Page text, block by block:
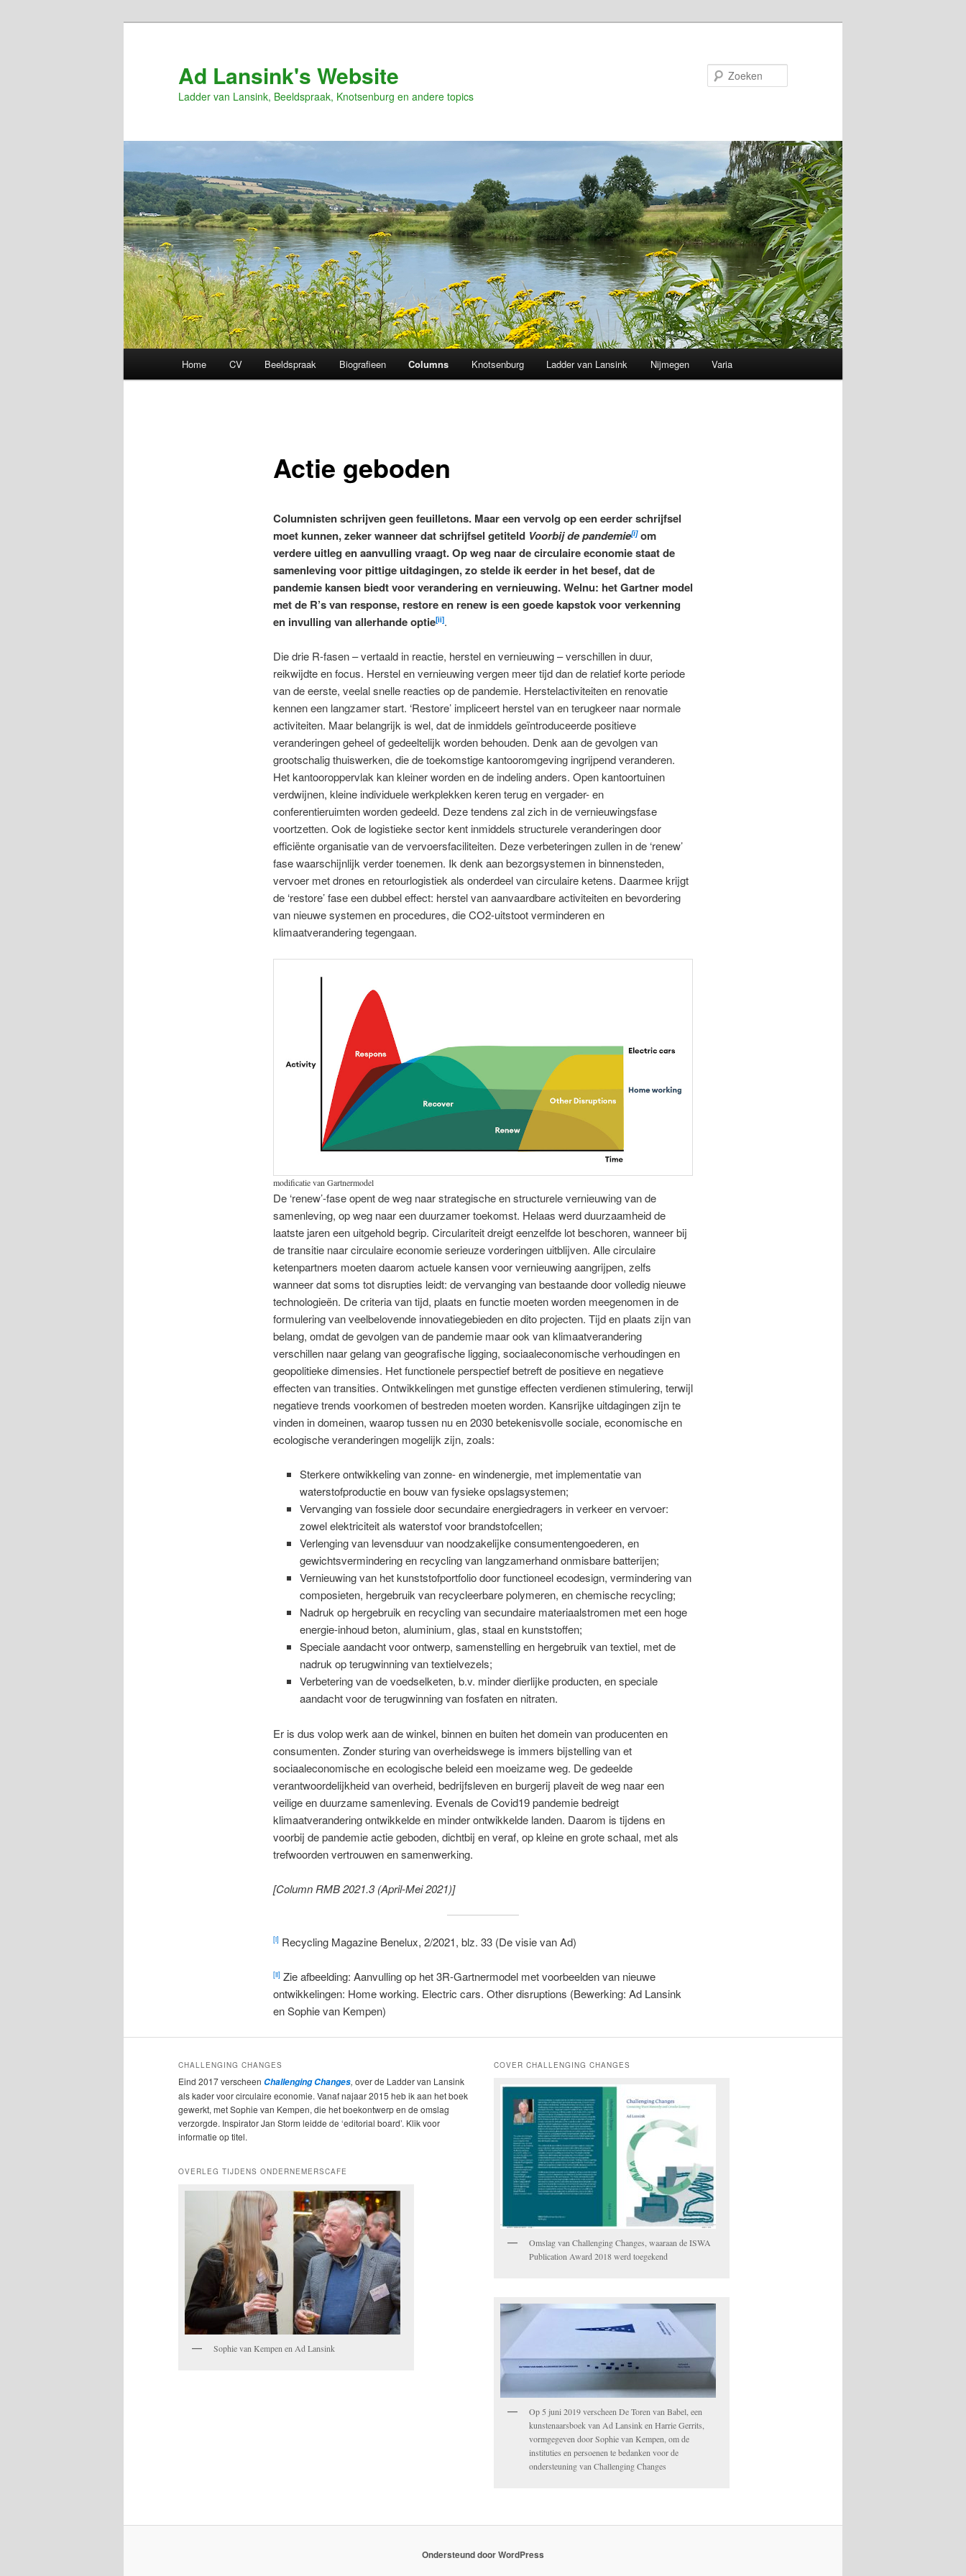
Ad Lansink's Website
Ladder van Lansink, Beeldspraak, Knotsenburg en andere topics
Home CV Beeldspraak Biografieen Columns Knotsenburg Ladder van Lansink Nijmegen Varia
Actie geboden
Columnisten schrijven geen feuilletons. Maar een vervolg op een eerder schrijfsel
moet kunnen, zeker wanneer dat schrijfsel getiteld Voorbij de pandemie[i]om
verdere uitleg en aanvulling vraagt. Op weg naar de circulaire economie staat de
samenleving voor pittige uitdagingen, zo stelde ik eerder in het besef, dat de
pandemie kansen biedt voor verandering en vernieuwing. Welnu: het Gartner model
met de R’s van response, restore en renew is een goede kapstok voor verkenning
en invulling van allerhande optie[ii].
Die drie R-fasen – vertaald in reactie, herstel en vernieuwing – verschillen in duur,
reikwijdte en focus. Herstel en vernieuwing vergen meer tijd dan de relatief korte periode
van de eerste, veelal snelle reacties op de pandemie. Herstelactiviteiten en renovatie
kennen een langzamer start. ‘Restore’ impliceert herstel van en terugkeer naar normale
activiteiten. Maar belangrijk is wel, dat de inmiddels geïntroduceerde positieve
veranderingen geheel of gedeeltelijk worden behouden. Denk aan de gevolgen van
grootschalig thuiswerken, die de toekomstige kantooromgeving ingrijpend veranderen.
Het kantooroppervlak kan kleiner worden en de indeling anders. Open kantoortuinen
verdwijnen, kleine individuele werkplekken keren terug en vergader- en
conferentieruimten worden gedeeld. Deze tendens zal zich in de vernieuwingsfase
voortzetten. Ook de logistieke sector kent inmiddels structurele veranderingen door
efficiënte organisatie van de vervoersfaciliteiten. Deze verbeteringen zullen in de ‘renew’
fase waarschijnlijk verder toenemen. Ik denk aan bezorgsystemen in binnensteden,
vervoer met drones en retourlogistiek als onderdeel van circulaire ketens. Daarmee krijgt
de ‘restore’ fase een dubbel effect: herstel van aanvaardbare activiteiten en bevordering
van nieuwe systemen en procedures, die CO2-uitstoot verminderen en
klimaatverandering tegengaan.
modificatie van Gartnermodel
De ‘renew’-fase opent de weg naar strategische en structurele vernieuwing van de
samenleving, op weg naar een duurzamer toekomst. Helaas werd duurzaamheid de
laatste jaren een uitgehold begrip. Circulariteit dreigt eenzelfde lot beschoren, wanneer bij
de transitie naar circulaire economie serieuze vorderingen uitblijven. Alle circulaire
ketenpartners moeten daarom actuele kansen voor vernieuwing aangrijpen, zelfs
wanneer dat soms tot disrupties leidt: de vervanging van bestaande door volledig nieuwe
technologieën. De criteria van tijd, plaats en functie moeten worden meegenomen in de
formulering van veelbelovende innovatiegebieden en dito projecten. Tijd en plaats zijn van
belang, omdat de gevolgen van de pandemie maar ook van klimaatverandering
verschillen naar gelang van geografische ligging, sociaaleconomische verhoudingen en
geopolitieke dimensies. Het functionele perspectief betreft de positieve en negatieve
effecten van transities. Ontwikkelingen met gunstige effecten verdienen stimulering, terwijl
negatieve trends voorkomen of bestreden moeten worden. Kansrijke uitdagingen zijn te
vinden in domeinen, waarop tussen nu en 2030 betekenisvolle sociale, economische en
ecologische veranderingen mogelijk zijn, zoals:
Sterkere ontwikkeling van zonne- en windenergie, met implementatie van
waterstofproductie en bouw van fysieke opslagsystemen;
Vervanging van fossiele door secundaire energiedragers in verkeer en vervoer:
zowel elektriciteit als waterstof voor brandstofcellen;
Verlenging van levensduur van noodzakelijke consumentengoederen, en
gewichtsvermindering en recycling van langzamerhand onmisbare batterijen;
Vernieuwing van het kunststofportfolio door functioneel ecodesign, vermindering van
composieten, hergebruik van recycleerbare polymeren, en chemische recycling;
Nadruk op hergebruik en recycling van secundaire materiaalstromen met een hoge
energie-inhoud beton, aluminium, glas, staal en kunststoffen;
Speciale aandacht voor ontwerp, samenstelling en hergebruik van textiel, met de
nadruk op terugwinning van textielvezels;
Verbetering van de voedselketen, b.v. minder dierlijke producten, en speciale
aandacht voor de terugwinning van fosfaten en nitraten.
Er is dus volop werk aan de winkel, binnen en buiten het domein van producenten en
consumenten. Zonder sturing van overheidswege is immers bijstelling van et
sociaaleconomische en ecologische beleid een moeizame weg. De gedeelde
verantwoordelijkheid van overheid, bedrijfsleven en burgerij plaveit de weg naar een
veilige en duurzame samenleving. Evenals de Covid19 pandemie bedreigt
klimaatverandering ontwikkelde en minder ontwikkelde landen. Daarom is tijdens en
voorbij de pandemie actie geboden, dichtbij en veraf, op kleine en grote schaal, met als
trefwoorden vertrouwen en samenwerking.
[Column RMB 2021.3 (April-Mei 2021)]
[i] Recycling Magazine Benelux, 2/2021, blz. 33 (De visie van Ad)
[ii] Zie afbeelding: Aanvulling op het 3R-Gartnermodel met voorbeelden van nieuwe
ontwikkelingen: Home working. Electric cars. Other disruptions (Bewerking: Ad Lansink
en Sophie van Kempen)
CHALLENGING CHANGES
Eind 2017 verscheen Challenging Changes, over de Ladder van Lansink
als kader voor circulaire economie. Vanaf najaar 2015 heb ik aan het boek
gewerkt, met Sophie van Kempen, die het boekontwerp en de omslag
verzorgde. Inspirator Jan Storm leidde de ‘editorial board’. Klik voor
informatie op titel.
OVERLEG TIJDENS ONDERNEMERSCAFE
Sophie van Kempen en Ad Lansink
COVER CHALLENGING CHANGES
Omslag van Challenging Changes, waaraan de ISWA
Publication Award 2018 werd toegekend
Op 5 juni 2019 verscheen De Toren van Babel, een
kunstenaarsboek van Ad Lansink en Harrie Gerrits,
vormgegeven door Sophie van Kempen, om de
instituties en persoenen te bedanken voor de
ondersteuning van Challenging Changes
Ondersteund door WordPress